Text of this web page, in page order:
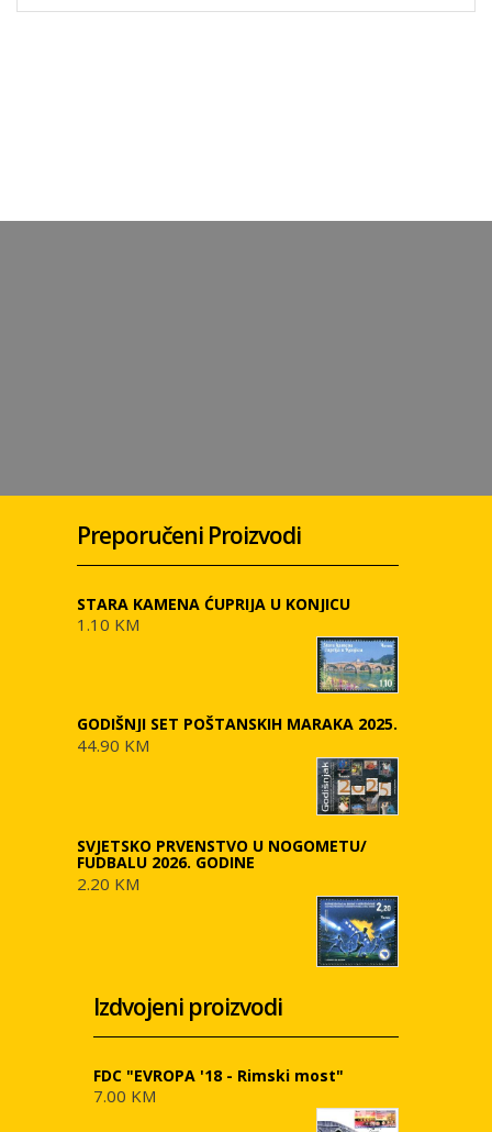
Preporučeni Proizvodi
STARA KAMENA ĆUPRIJA U KONJICU
1.10 KM
GODIŠNJI SET POŠTANSKIH MARAKA 2025.
44.90 KM
SVJETSKO PRVENSTVO U NOGOMETU/
FUDBALU 2026. GODINE
2.20 KM
Izdvojeni proizvodi
FDC "EVROPA '18 - Rimski most"
7.00 KM